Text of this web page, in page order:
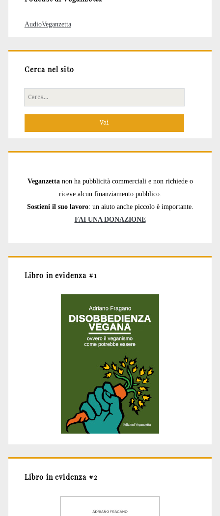
AudioVeganzetta
Cerca nel sito
Cerca
per:
Veganzetta non ha pubblicità commerciali e non richiede o
riceve alcun finanziamento pubblico.
Sostieni il suo lavoro: un aiuto anche piccolo è importante.
FAI UNA DONAZIONE
Libro in evidenza #1
Libro in evidenza #2